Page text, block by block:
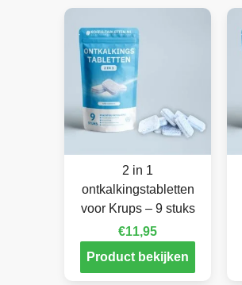
2 in 1
ontkalkingstabletten
voor Krups – 9 stuks
€11,95
Product bekijken